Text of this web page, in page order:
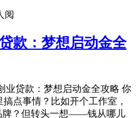
阅
款：梦想启动金全
业贷款：梦想启动金全攻略 你
点事情？比如开个工作室，
牌？但转头一想——钱从哪儿